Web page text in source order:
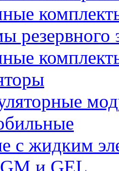
резервного
с жидким
и GEL